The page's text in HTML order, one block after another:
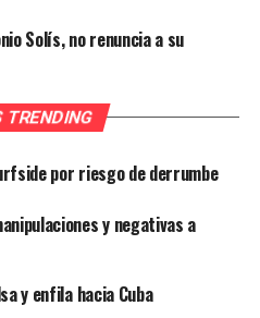
Solís, no renuncia a su
TRENDING
por riesgo de derrumbe
y negativas a
y enfila hacia Cuba